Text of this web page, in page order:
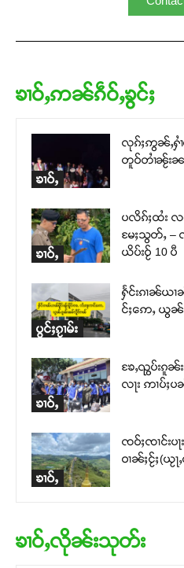
ၶၢဝ်ႇဢၼ်ၵဵဝ်ႇၶွင်ႈ
ၶၢဝ်ႇ
လုၵ်ႈဢွၼ်ႇႁ
တူဝ်တၢႆၼႂ်းၼမ်
ၶၢဝ်ႇ
ပလိၵ်ႈထႆး လ
မႄႈသွတ်ႇ –
ယိပ်းဝႂ် 10 ပီ
ပွင်ႈၵႂၢမ်း
ႁႅင်းၵၢၼ်ယၢ
င်ႈဢေႇ ယွ
ၶၢဝ်ႇ
ၶႄႇၺွပ်းၵူၼ်
လႃး ဢၢပ်ႈ
ၶၢဝ်ႇ
ၸဝ်ႈၸၢင်းပႃ
ဝၢၼ်ႈငႂ်ႈ(ယႂႃ
ၶၢဝ်ႇလိုၼ်းသုတ်း